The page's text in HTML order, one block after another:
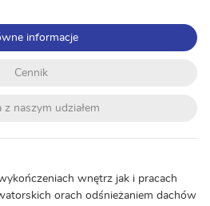
informacje
Cennik
z naszym udziałem
wnętrz jak i pracach
orach odśnieżaniem dachów